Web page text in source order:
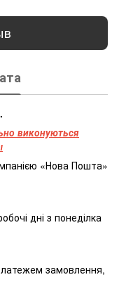
виконуються
«Нова Пошта»
дні з понеділка
замовлення,